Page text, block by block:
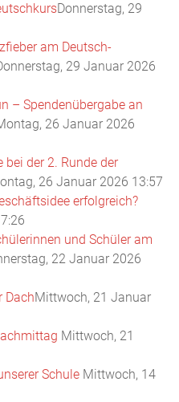
Donnerstag, 29
am Deutsch-
29 Januar 2026
– Spendenübergabe an
26 Januar 2026
bei der 2. Runde der
26 Januar 2026 13:57
erfolgreich?
und Schüler am
22 Januar 2026
DachMittwoch, 21 Januar
Mittwoch, 21
Schule Mittwoch, 14